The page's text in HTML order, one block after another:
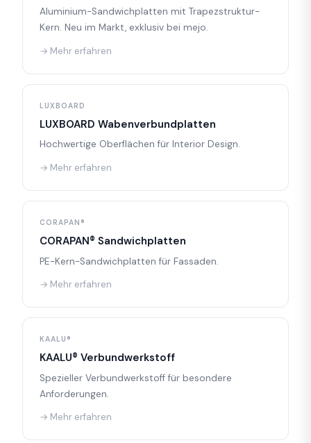
Aluminium-Sandwichplatten mit Trapezstruktur-
Kern. Neu im Markt, exklusiv bei mejo.
→ Mehr erfahren
LUXBOARD
LUXBOARD Wabenverbundplatten
Hochwertige Oberflächen für Interior Design.
→ Mehr erfahren
CORAPAN®
CORAPAN® Sandwichplatten
PE-Kern-Sandwichplatten für Fassaden.
→ Mehr erfahren
KAALU®
KAALU® Verbundwerkstoff
Spezieller Verbundwerkstoff für besondere
Anforderungen.
→ Mehr erfahren